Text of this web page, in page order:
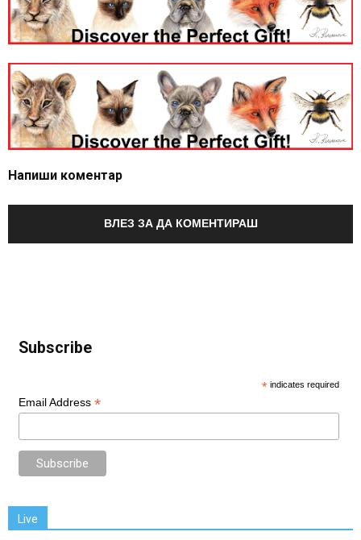
Напиши коментар
ВЛЕЗ ЗА ДА КОМЕНТИРАШ
Subscribe
* indicates required
Email Address *
Live